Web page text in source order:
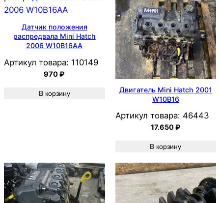
Датчик положения
распредвала Mini Hatch
2006 W10B16AA
Артикул товара: 110149
970₽
В корзину
Двигатель Mini Hatch 2001
W10B16
Артикул товара: 46443
17.650₽
В корзину